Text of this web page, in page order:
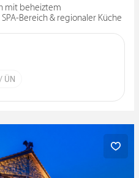
mit beheiztem
Bereich & regionaler Küche
ÜN